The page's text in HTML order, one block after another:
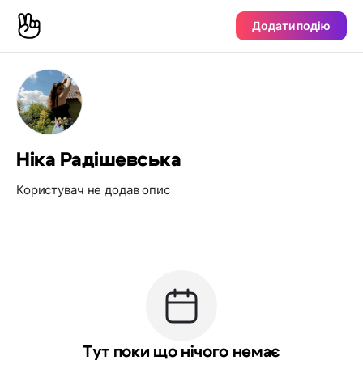
Додати подію
Ніка Радішевська
Користувач не додав опис
Тут поки що нічого немає